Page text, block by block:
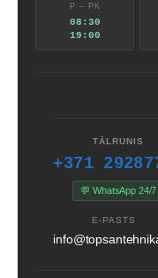
P – PK
08:30
19:00
TĀLRUNIS
+371
💬 WhatsApp 24/7
E-PASTS